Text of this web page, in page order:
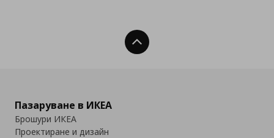
Нагоре
Пазаруване в ИКЕА
Брошури ИКЕА
Проектиране и дизайн